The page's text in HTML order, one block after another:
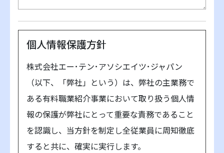
個人情報保護方針
株式会社エー･テン･アソシエイツ･ジャパン
（以下、「弊社」という）は、弊社の主業務で
ある有料職業紹介事業において取り扱う個人情
報の保護が弊社にとって重要な責務であること
を認識し、当方針を制定し全従業員に周知徹底
すると共に、確実に実行します。